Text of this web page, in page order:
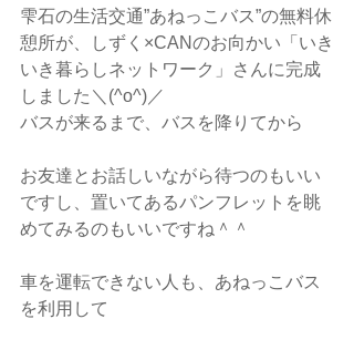
雫石の生活交通”あねっこバス”の無料休
憩所が、しずく×CANのお向かい「いき
いき暮らしネットワーク」さんに完成
しました＼(^o^)／
バスが来るまで、バスを降りてから
お友達とお話しいながら待つのもいい
ですし、置いてあるパンフレットを眺
めてみるのもいいですね＾＾
車を運転できない人も、あねっこバス
を利用して